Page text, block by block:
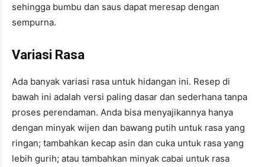
sehingga bumbu dan saus dapat meresap dengan
sempurna.
Variasi Rasa
Ada banyak variasi rasa untuk hidangan ini. Resep di
bawah ini adalah versi paling dasar dan sederhana tanpa
proses perendaman. Anda bisa menyajikannya hanya
dengan minyak wijen dan bawang putih untuk rasa yang
ringan; tambahkan kecap asin dan cuka untuk rasa yang
lebih gurih; atau tambahkan minyak cabai untuk rasa